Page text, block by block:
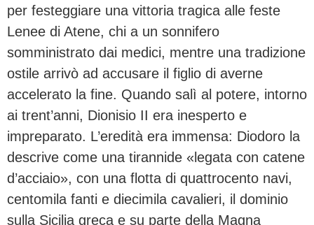
per festeggiare una vittoria tragica alle feste
Lenee di Atene, chi a un sonnifero
somministrato dai medici, mentre una tradizione
ostile arrivò ad accusare il figlio di averne
accelerato la fine. Quando salì al potere, intorno
ai trent’anni, Dionisio II era inesperto e
impreparato. L’eredità era immensa: Diodoro la
descrive come una tirannide «legata con catene
d’acciaio», con una flotta di quattrocento navi,
centomila fanti e diecimila cavalieri, il dominio
sulla Sicilia greca e su parte della Magna